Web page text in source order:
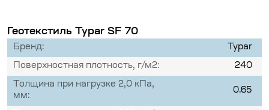
Геотекстиль Typar SF 70
Бренд: Typar
Поверхностная плотность, г/м2: 240
Толщина при нагрузке 2,0 кПа,
мм:
0.65